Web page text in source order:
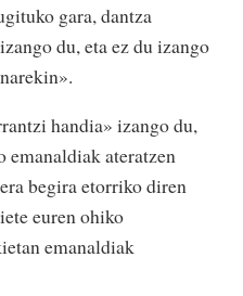
gara, dantza
du, eta ez du izango
handia» izango du,
emanaldiak ateratzen
begira etorriko diren
euren ohiko
emanaldiak